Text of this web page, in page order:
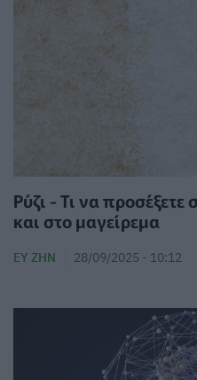
Ρύζι - Τι να προσέξετε
και στο μαγείρεμα
ΕΥ ΖΗΝ 28/09/2025 - 10:12